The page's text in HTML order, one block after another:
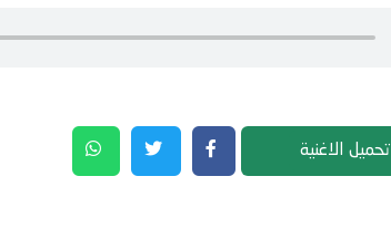
تحميل الاغنية